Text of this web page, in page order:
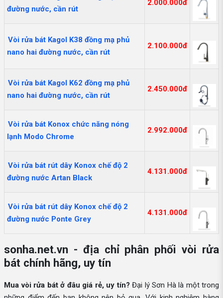
đường nước, cần rút
2.000.000đ
Vòi rửa bát Kagol K38 đồng mạ phủ
nano hai đường nước, cần rút
2.100.000đ
Vòi rửa bát Kagol K62 đồng mạ phủ
nano hai đường nước, cần rút
2.450.000đ
Vòi rửa bát Konox chức năng nóng
lạnh Modo Chrome
2.992.000đ
Vòi rửa bát rút dây Konox chế độ 2
đường nước Artan Black
4.131.000đ
Vòi rửa bát rút dây Konox chế độ 2
đường nước Ponte Grey
4.131.000đ
sonha.net.vn - địa chỉ phân phối vòi rửa
bát chính hãng, uy tín
Mua vòi rửa bát ở đâu giá rẻ, uy tín? Đại lý Sơn Hà là một trong